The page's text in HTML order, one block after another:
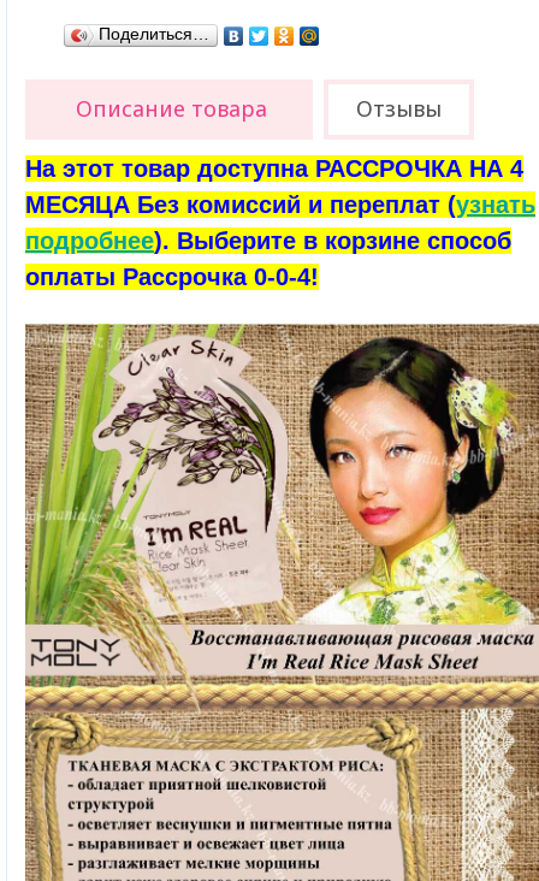
Поделиться…
Описание товара Отзывы
На этот товар доступна РАССРОЧКА НА 4
МЕСЯЦА Без комиссий и переплат (узнать
подробнее). Выберите в корзине способ
оплаты Рассрочка 0-0-4!